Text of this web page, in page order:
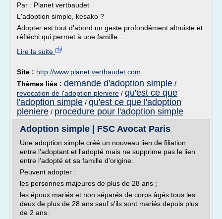
Par : Planet vertbaudet
L'adoption simple, kesako ?
Adopter est tout d'abord un geste profondément altruiste et
réfléchi qui permet à une famille...
Lire la suite
Site : http://www.planet.vertbaudet.com
Thèmes liés : demande d'adoption simple /
revocation de l'adoption pleniere / qu'est ce que
l'adoption simple / qu'est ce que l'adoption
pleniere / procedure pour l'adoption simple
Adoption simple | FSC Avocat Paris
Une adoption simple créé un nouveau lien de filiation
entre l'adoptant et l'adopté mais ne supprime pas le lien
entre l'adopté et sa famille d'origine.
Peuvent adopter :
les personnes majeures de plus de 28 ans ;
les époux mariés et non séparés de corps âgés tous les
deux de plus de 28 ans sauf s'ils sont mariés depuis plus
de 2 ans.